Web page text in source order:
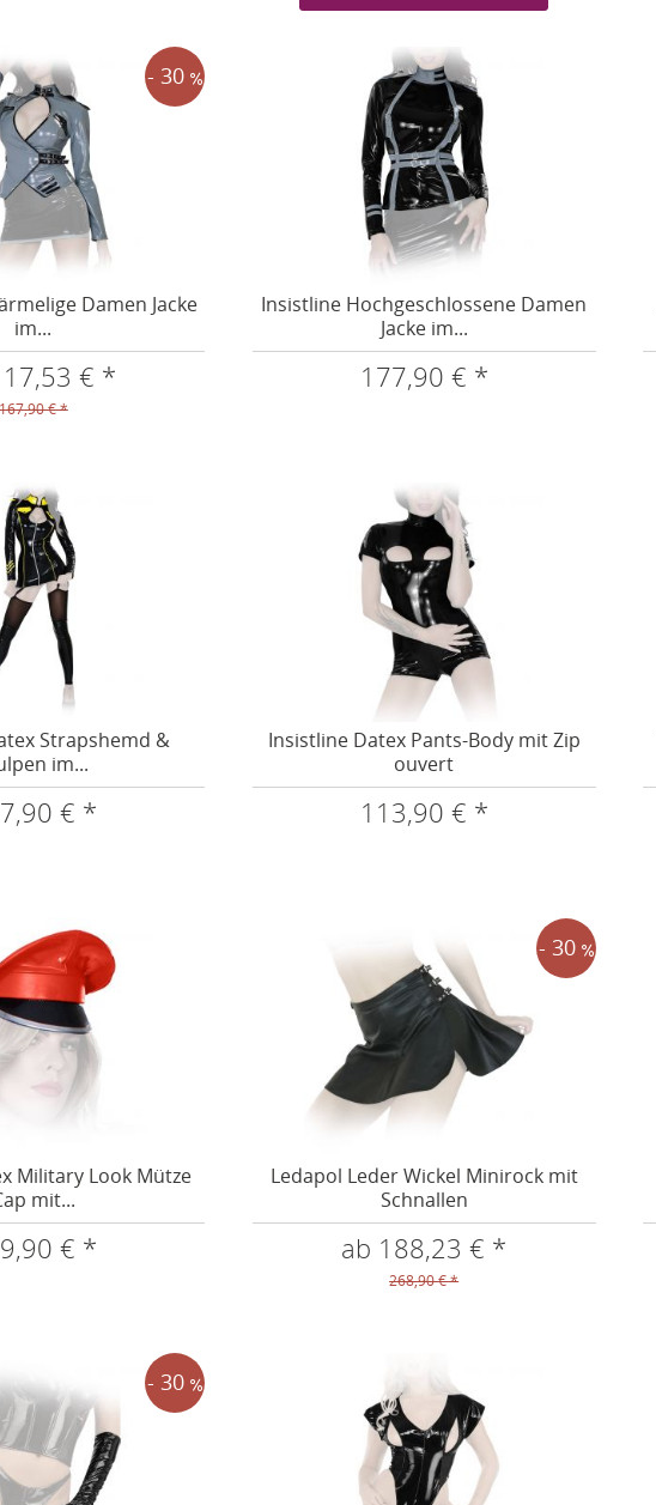
- 30
Damen Jacke
im...
€ *
€ *
Insistline Hochgeschlossene Damen
Jacke im...
177,90 € *
Strapshemd &
im...
€ *
Insistline Datex Pants-Body mit Zip
ouvert
113,90 € *
Military Look Mütze
mit...
€ *
- 30
Ledapol Leder Wickel Minirock mit
Schnallen
ab 188,23 € *
268,90 € *
- 30